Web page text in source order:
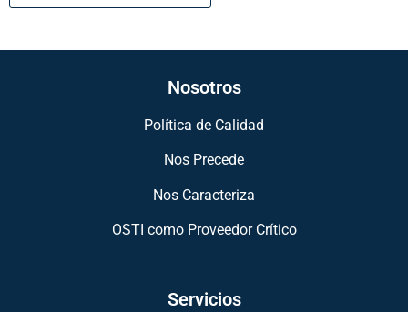
Nosotros
Política de Calidad
Nos Precede
Nos Caracteriza
OSTI como Proveedor Crítico
Servicios